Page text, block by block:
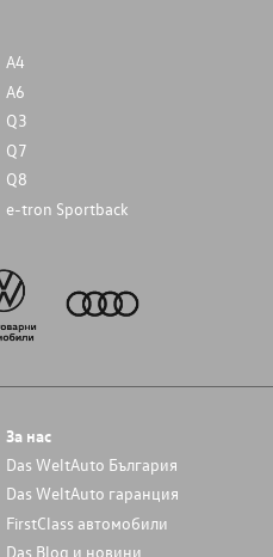
A4
A6
Q3
Q7
Q8
e-tron Sportback
За нас
Das WeltAuto България
Das WeltAuto гаранция
FirstClass автомобили
Das Blog и новини